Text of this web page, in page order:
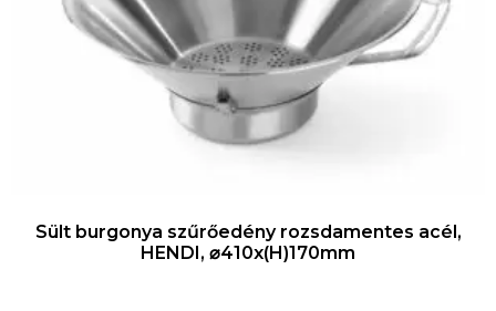
Sült burgonya szűrőedény rozsdamentes acél,
HENDI, ⌀410x(H)170mm